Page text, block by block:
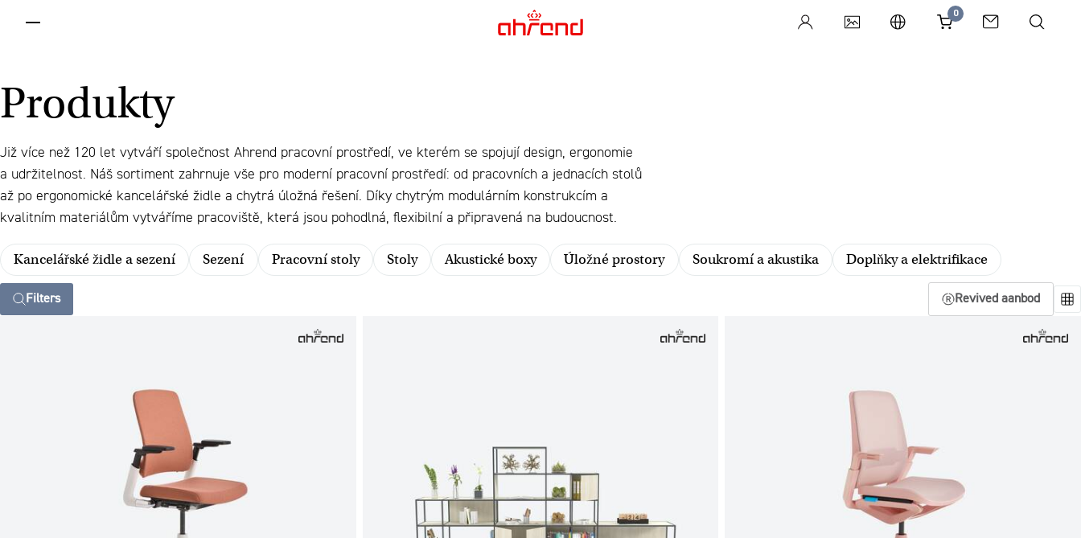
0
Produkty
Již více než 120 let vytváří společnost Ahrend pracovní prostředí, ve kterém se spojují design, ergonomie
a udržitelnost. Náš sortiment zahrnuje vše pro moderní pracovní prostředí: od pracovních a jednacích stolů
až po ergonomické kancelářské židle a chytrá úložná řešení. Díky chytrým modulárním konstrukcím a
kvalitním materiálům vytváříme pracoviště, která jsou pohodlná, flexibilní a připravená na budoucnost.
Kancelářské židle a sezení Sezení Pracovní stoly Stoly Akustické boxy Úložné prostory Soukromí a akustika Doplňky a elektrifikace
Filters Revived aanbod